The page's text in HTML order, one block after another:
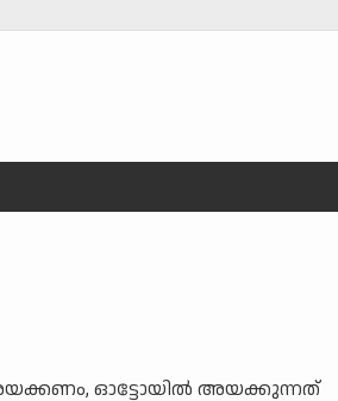
ഓട്ടോയിൽ അയക്കുന്നത്